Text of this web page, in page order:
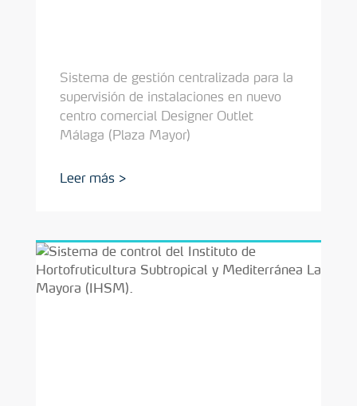
Sistema de gestión centralizada para la
supervisión de instalaciones en nuevo
centro comercial Designer Outlet
Málaga (Plaza Mayor)